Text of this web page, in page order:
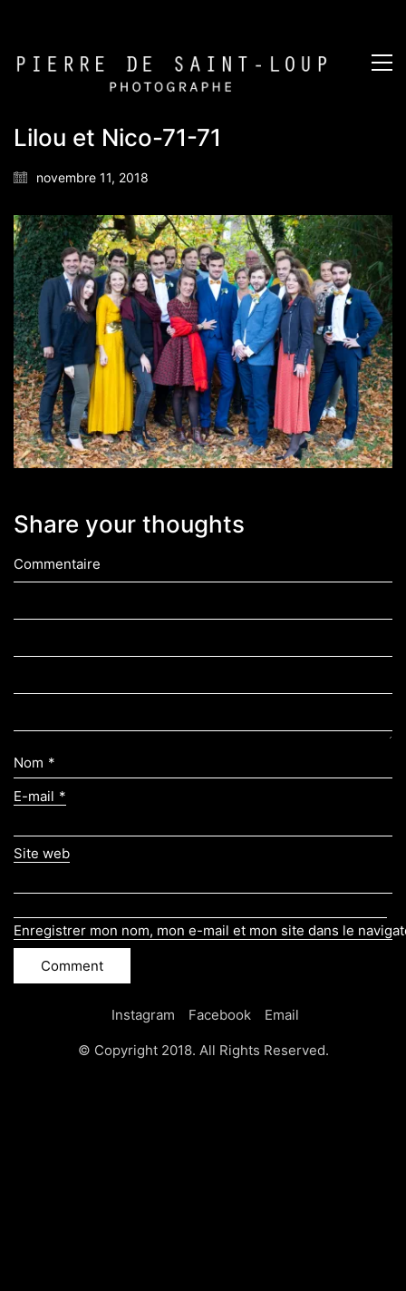
Lilou et Nico-71-71
novembre 11, 2018
Share your thoughts
Commentaire
Nom *
E-mail *
Site web
Enregistrer mon nom, mon e-mail et mon site dans le
Instagram Facebook Email
© Copyright 2018. All Rights Reserved.